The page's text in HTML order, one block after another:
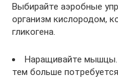
Выбирайте аэробные
организм кислородом,
гликогена.
Наращивайте
тем больше